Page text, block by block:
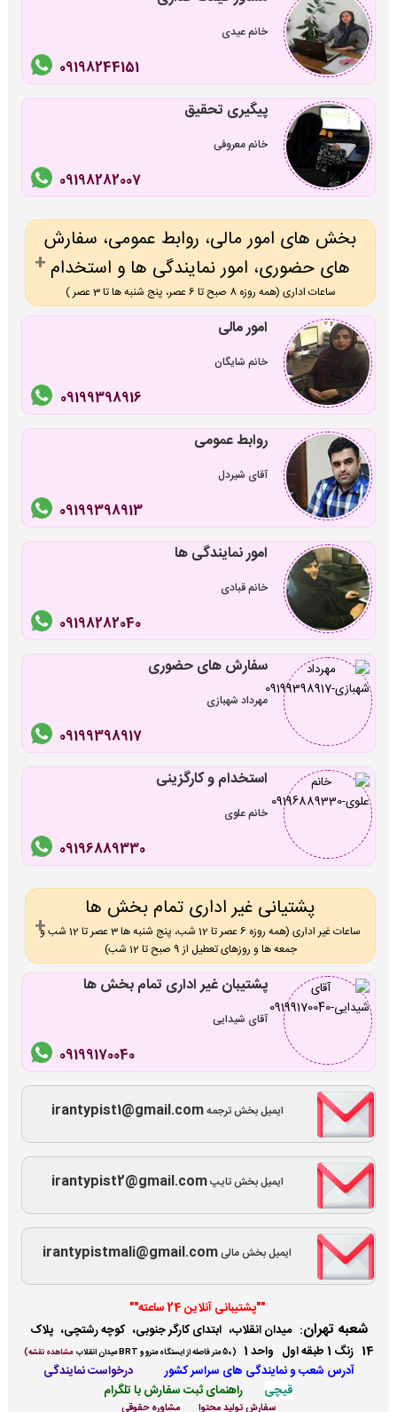
خانم عیدی
09198244151
پیگیری تحقیق
خانم معروفی
09198282007
بخش های امور مالی، روابط عمومی، سفارش
های حضوری، امور نمایندگی ها و استخدام
ساعات اداری (همه روزه 8 صبح تا 6 عصر، پنج شنبه ها تا 3 عصر )
امور مالی
خانم شایگان
09199398916
روابط عمومی
آقای شیردل
09199398913
امور نمایندگی ها
خانم قبادی
09198282040
سفارش های حضوری
مهرداد شهبازی
09199398917
استخدام و کارگزینی
خانم علوی
09196889330
پشتیانی غیر اداری تمام بخش ها
ساعات غیر اداری (همه روزه 6 عصر تا 12 شب، پنج شنبه ها 3 عصر تا 12 شب و
جمعه ها و روزهای تعطیل از 9 صبح تا 12 شب)
پشتیبان غیر اداری تمام بخش ها
آقای شیدایی
09199170040
ایمیل بخش ترجمهirantypist1@gmail.com
ایمیل بخش تایپirantypist2@gmail.com
ایمیل بخش مالیirantypistmali@gmail.com
""پشتیبانی آنلاین 24 ساعته""
شعبه تهران: میدان انقلاب، ابتدای کارگر جنوبی، کوچه رشتچی، پلاک
14 زنگ 1 طبقه اول واحد 1
(50 متر فاصله از ایستگاه مترو و BRT میدان انقلاب مشاهده نقشه)
آدرس شعب و نمایندگی های سراسر کشور
درخواست نمایندگی
قیچی
راهنمای ثبت سفارش با تلگرام
سفارش تولید محتوا مشاوره حقوقی